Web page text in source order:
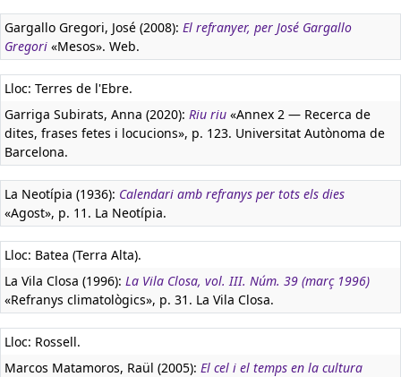
Gargallo Gregori, José (2008): El refranyer, per José Gargallo
Gregori «Mesos». Web.
Lloc: Terres de l'Ebre.
Garriga Subirats, Anna (2020): Riu riu «Annex 2 — Recerca de
dites, frases fetes i locucions», p. 123. Universitat Autònoma de
Barcelona.
La Neotípia (1936): Calendari amb refranys per tots els dies
«Agost», p. 11. La Neotípia.
Lloc: Batea (Terra Alta).
La Vila Closa (1996): La Vila Closa, vol. III. Núm. 39 (març 1996)
«Refranys climatològics», p. 31. La Vila Closa.
Lloc: Rossell.
Marcos Matamoros, Raül (2005): El cel i el temps en la cultura